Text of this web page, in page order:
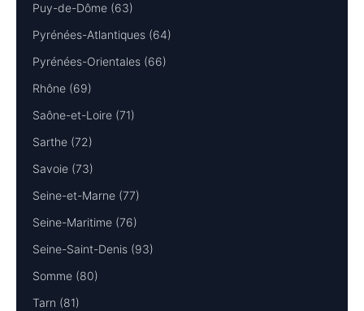
Puy-de-Dôme (63)
Pyrénées-Atlantiques (64)
Pyrénées-Orientales (66)
Rhône (69)
Saône-et-Loire (71)
Sarthe (72)
Savoie (73)
Seine-et-Marne (77)
Seine-Maritime (76)
Seine-Saint-Denis (93)
Somme (80)
Tarn (81)